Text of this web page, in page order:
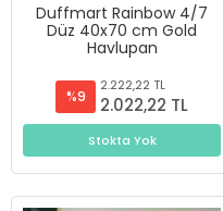
Duffmart Rainbow 4/7
Düz 40x70 cm Gold
Havlupan
%9
2.222,22 TL
2.022,22 TL
Stokta Yok